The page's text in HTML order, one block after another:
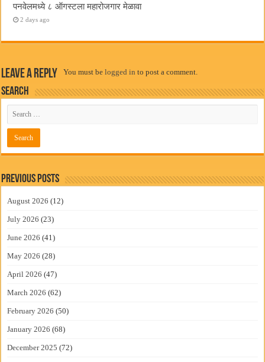
पनवेलमध्ये ८ ऑगस्टला महारोजगार मेळावा
2 days ago
Leave a Reply You must belogged in to post a comment.
Search
Previous Posts
August 2026 (12)
July 2026 (23)
June 2026 (41)
May 2026 (28)
April 2026 (47)
March 2026 (62)
February 2026 (50)
January 2026 (68)
December 2025 (72)